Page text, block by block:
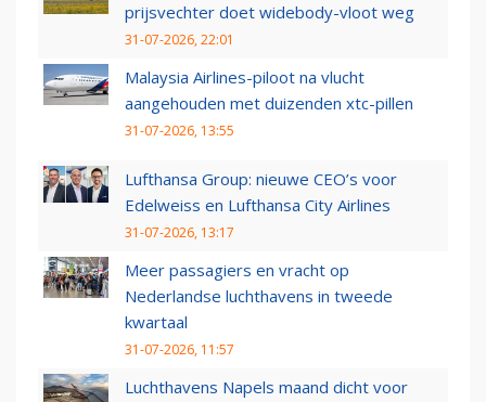
prijsvechter doet widebody-vloot weg
31-07-2026, 22:01
Malaysia Airlines-piloot na vlucht
aangehouden met duizenden xtc-pillen
31-07-2026, 13:55
Lufthansa Group: nieuwe CEO’s voor
Edelweiss en Lufthansa City Airlines
31-07-2026, 13:17
Meer passagiers en vracht op
Nederlandse luchthavens in tweede
kwartaal
31-07-2026, 11:57
Luchthavens Napels maand dicht voor